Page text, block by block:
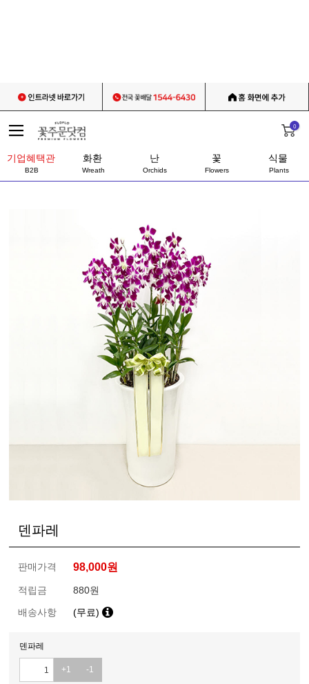
0
기업혜택관
B2B
화환
Wreath
난
Orchids
꽃
Flowers
식물
Plants
덴파레
판매가격 98,000원
적립금
880원
배송사항
(무료)
덴파레
+1 -1